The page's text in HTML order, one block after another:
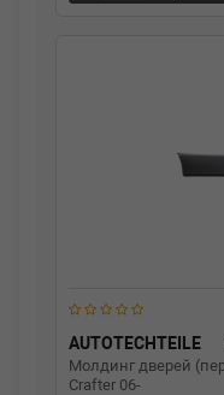
AUTOTECHTEILE
Молдинг дверей
Crafter 06-